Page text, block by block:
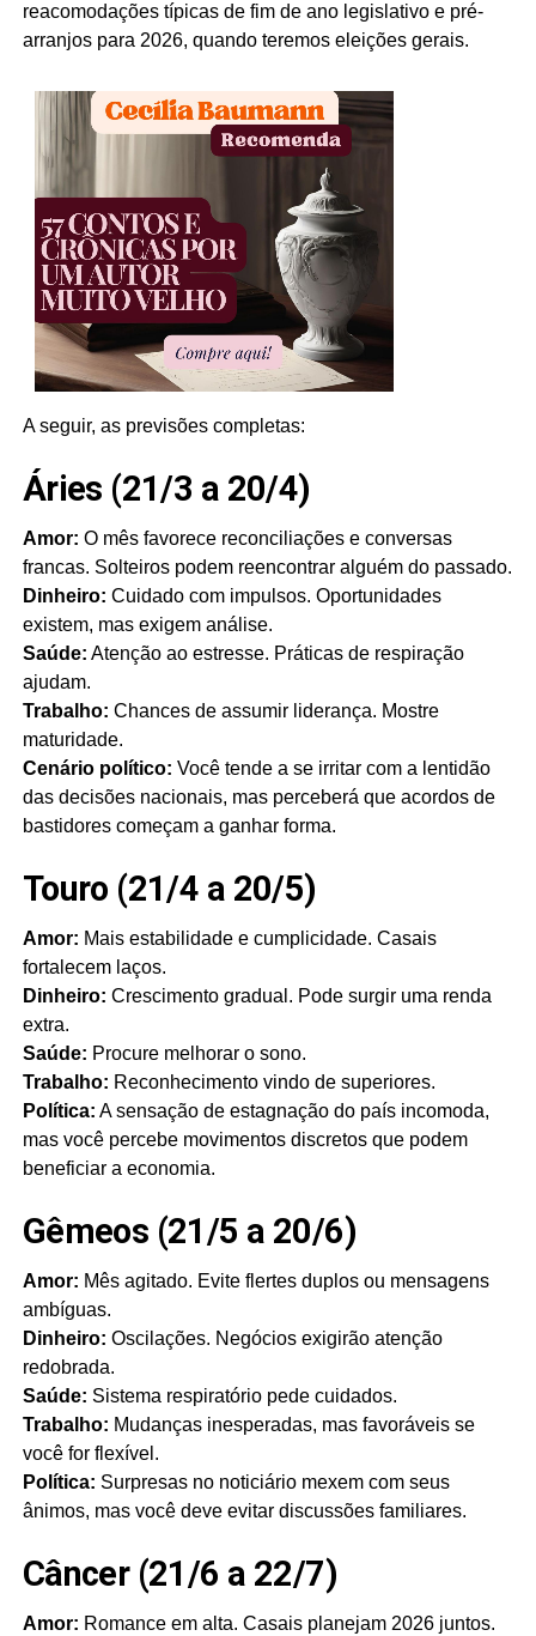
reacomodações típicas de fim de ano legislativo e pré-
arranjos para 2026, quando teremos eleições gerais.
A seguir, as previsões completas:
Áries (21/3 a 20/4)
Amor: O mês favorece reconciliações e conversas
francas. Solteiros podem reencontrar alguém do passado.
Dinheiro: Cuidado com impulsos. Oportunidades
existem, mas exigem análise.
Saúde: Atenção ao estresse. Práticas de respiração
ajudam.
Trabalho: Chances de assumir liderança. Mostre
maturidade.
Cenário político: Você tende a se irritar com a lentidão
das decisões nacionais, mas perceberá que acordos de
bastidores começam a ganhar forma.
Touro (21/4 a 20/5)
Amor: Mais estabilidade e cumplicidade. Casais
fortalecem laços.
Dinheiro: Crescimento gradual. Pode surgir uma renda
extra.
Saúde: Procure melhorar o sono.
Trabalho: Reconhecimento vindo de superiores.
Política: A sensação de estagnação do país incomoda,
mas você percebe movimentos discretos que podem
beneficiar a economia.
Gêmeos (21/5 a 20/6)
Amor: Mês agitado. Evite flertes duplos ou mensagens
ambíguas.
Dinheiro: Oscilações. Negócios exigirão atenção
redobrada.
Saúde: Sistema respiratório pede cuidados.
Trabalho: Mudanças inesperadas, mas favoráveis se
você for flexível.
Política: Surpresas no noticiário mexem com seus
ânimos, mas você deve evitar discussões familiares.
Câncer (21/6 a 22/7)
Amor: Romance em alta. Casais planejam 2026 juntos.